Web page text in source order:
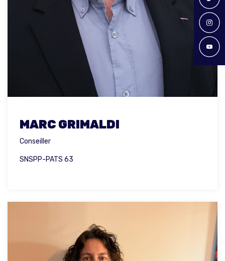
MARC GRIMALDI
Conseiller
SNSPP-PATS 63